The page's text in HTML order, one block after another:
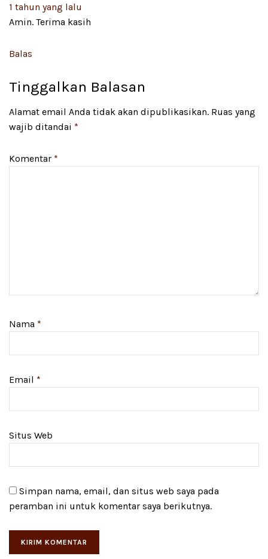
1 tahun yang lalu
Amin. Terima kasih
Balas
Tinggalkan Balasan
Alamat email Anda tidak akan dipublikasikan. Ruas yang
wajib ditandai *
Komentar *
Nama *
Email *
Situs Web
Simpan nama, email, dan situs web saya pada
peramban ini untuk komentar saya berikutnya.